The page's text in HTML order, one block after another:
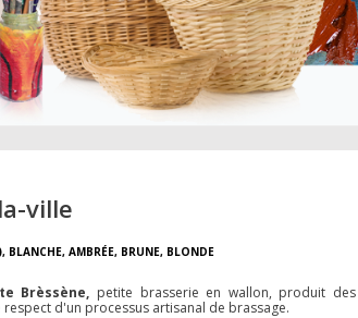
ville
,BLANCHE,AMBRÉE,BRUNE,BLONDE
Brèssène, petite brasserie en wallon, produit des
d'un processus artisanal de brassage.